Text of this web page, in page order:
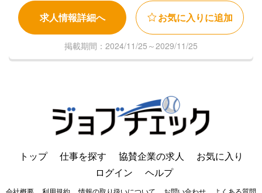
求人情報詳細へ お気に入りに追加
掲載期間：2024/11/25～2029/11/25
トップ 仕事を探す 協賛企業の求人
お気に入り
ログイン
ヘルプ
会社概要 利用規約 情報の取り扱いについて お問い合わせ よくある質問